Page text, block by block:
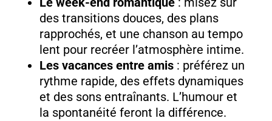
des transitions douces, des plans
rapprochés, et une chanson au tempo
lent pour recréer l’atmosphère intime.
Les vacances entre amis: préférez un
rythme rapide, des effets dynamiques
et des sons entraînants. L’humour et
la spontanéité feront la différence.